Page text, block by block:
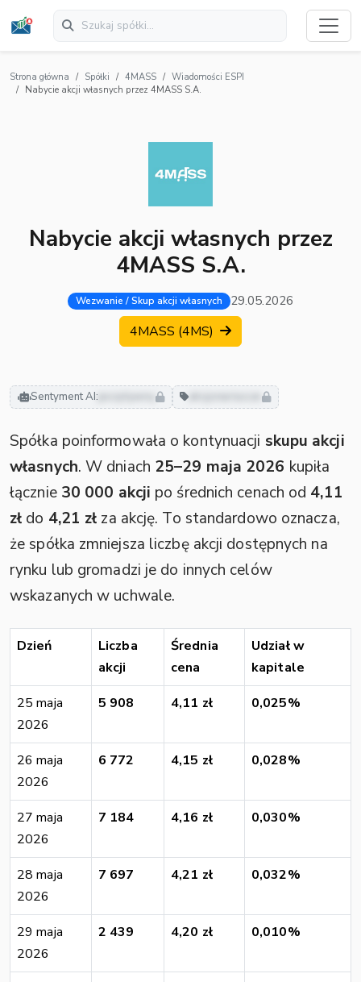
Strona główna Spółki 4MASS
Wiadomości ESPI
Nabycie akcji własnych przez 4MASS S.A.
Nabycie akcji własnych przez
4MASS S.A.
Wezwanie / Skup akcji własnych 29.05.2026
4MASS (4MS)
Sentyment AI: pozytywny
Spółka poinformowała o kontynuacji skupu akcji
własnych. W dniach 25–29 maja 2026 kupiła
łącznie 30 000 akcji po średnich cenach od 4,11
zł do 4,21 zł za akcję. To standardowo oznacza,
że spółka zmniejsza liczbę akcji dostępnych na
rynku lub gromadzi je do innych celów
wskazanych w uchwale.
Dzień
Liczba
akcji
Średnia
cena
Udział w
kapitale
25 maja
2026
5 908 4,11 zł 0,025%
26 maja
2026
6 772 4,15 zł 0,028%
27 maja
2026
7 184 4,16 zł 0,030%
28 maja
2026
7 697 4,21 zł 0,032%
29 maja
2026
2 439 4,20 zł 0,010%